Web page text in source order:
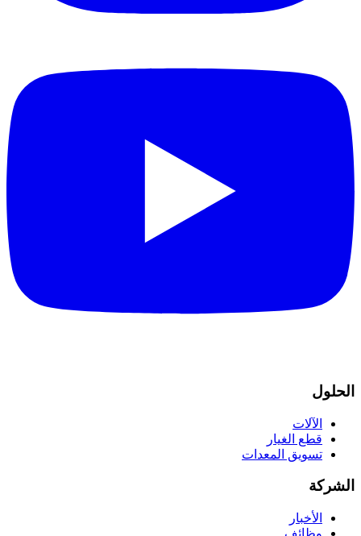
الحلول
الآلات
قطع الغيار
تسويق المعدات
الشركة
الأخبار
وظائف